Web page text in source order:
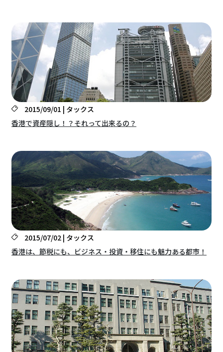
2015/09/01 | タックス
香港で資産隠し！？それって出来るの？
2015/07/02 | タックス
香港は、節税にも、ビジネス・投資・移住にも魅力ある都市！